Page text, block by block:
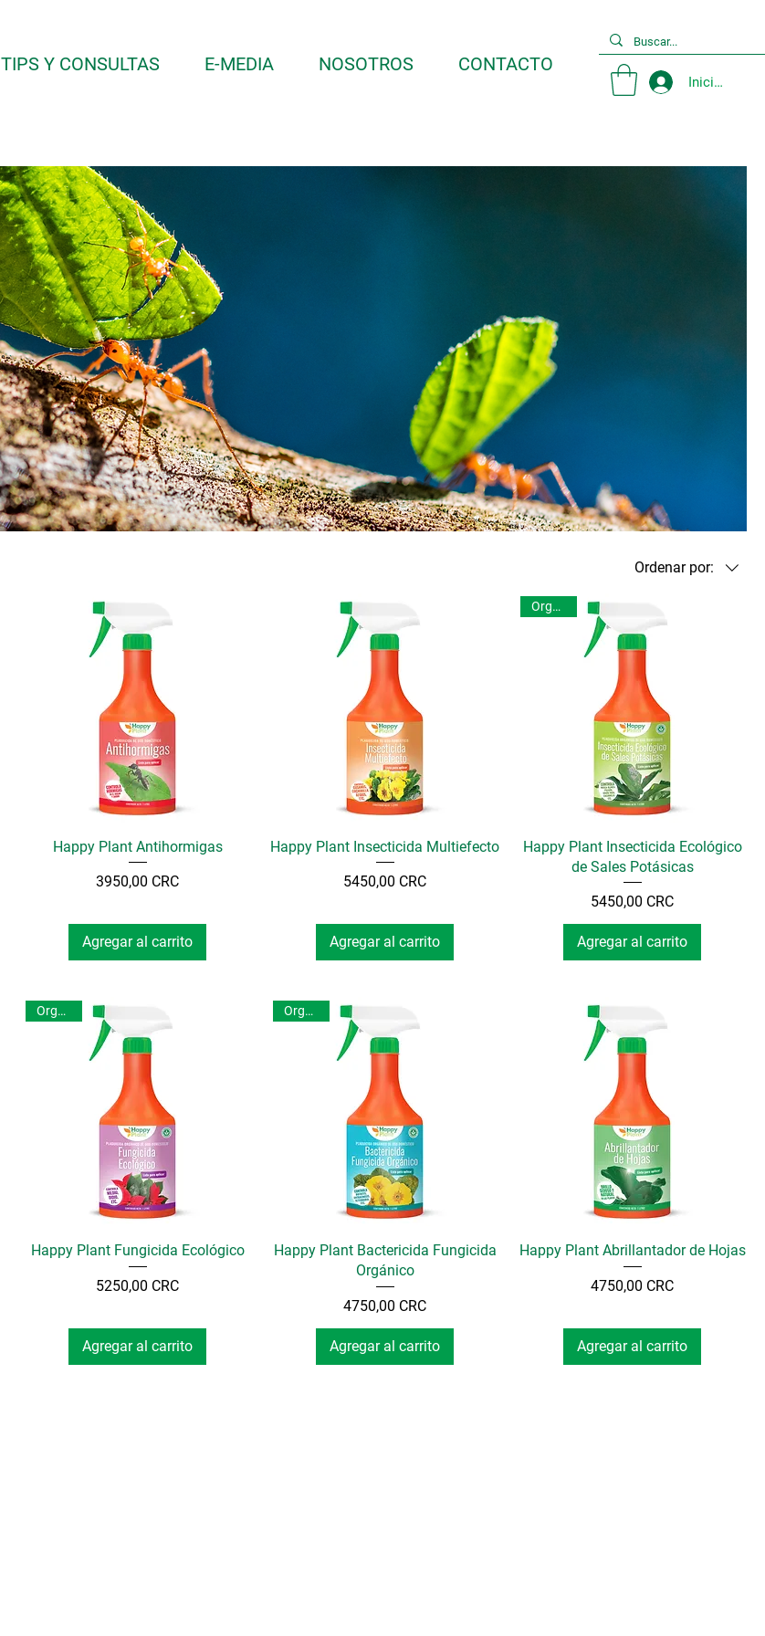
TIPS Y CONSULTAS E-MEDIA NOSOTROS CONTACTO
Iniciar
Ordenar por:
Happy Plant Antihormigas
Precio
3950,00 CRC
Agregar al carrito
Happy Plant Insecticida Multiefecto
Precio
5450,00 CRC
Agregar al carrito
Orgánico
Happy Plant Insecticida Ecológico
de Sales Potásicas
Precio
5450,00 CRC
Agregar al carrito
Orgánico
Happy Plant Fungicida Ecológico
Precio
5250,00 CRC
Agregar al carrito
Orgánico
Happy Plant Bactericida Fungicida
Orgánico
Precio
4750,00 CRC
Agregar al carrito
Happy Plant Abrillantador de Hojas
Precio
4750,00 CRC
Agregar al carrito